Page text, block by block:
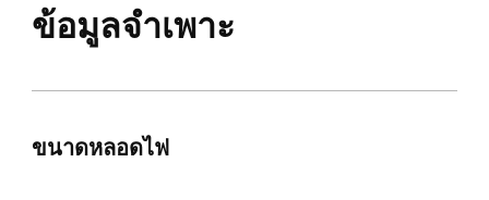
ข้อมูลจำเพาะ
ขนาดหลอดไฟ